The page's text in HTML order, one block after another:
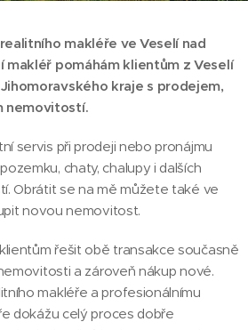
makléře ve Veselí nad
makléř pomáhám klientům z Veselí
kraje s prodejem,
nemovitostí.
servis při prodeji nebo pronájmu
chaty, chalupy i dalších
Obrátit se na mě můžete také ve
novou nemovitost.
řešit obě transakce současně
a zároveň nákup nové.
makléře a profesionálnímu
dokážu celý proces dobře